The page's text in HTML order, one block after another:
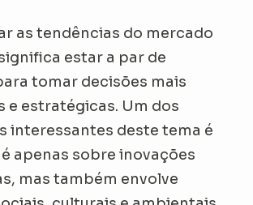
as tendências do mercado
estar a par de
tomar decisões mais
e estratégicas. Um dos
interessantes deste tema é
apenas sobre inovações
mas também envolve